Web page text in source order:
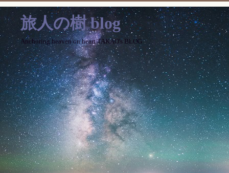
旅人の樹 blog
Anchoring heaven on heart TAKAO's BLOG